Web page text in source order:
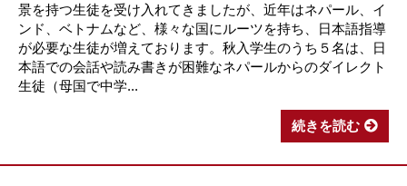
景を持つ生徒を受け入れてきましたが、近年はネパール、イ
ンド、ベトナムなど、様々な国にルーツを持ち、日本語指導
が必要な生徒が増えております。秋入学生のうち５名は、日
本語での会話や読み書きが困難なネパールからのダイレクト
生徒（母国で中学...
続きを読む